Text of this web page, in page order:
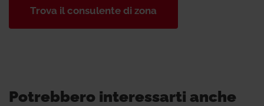
Trova il consulente di zona
Potrebbero interessarti anche